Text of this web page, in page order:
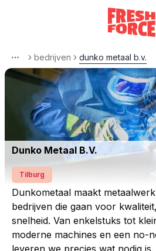
Morebedrijven dunko metaal b.v.
Dunko Metaal B.V.
Tilburg
Dunkometaal maakt
bedrijven die gaan voor
snelheid. Van enkelstuks tot
moderne machines en een no-
leveren we precies wat nodig